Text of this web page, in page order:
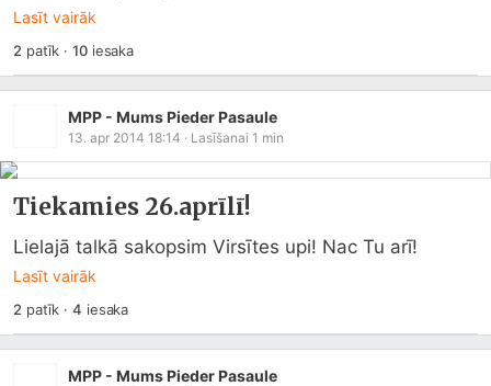
Lasīt vairāk
2 patīk ·10iesaka
MPP - Mums Pieder Pasaule
13. apr 2014 18:14 · Lasīšanai 1 min
Tiekamies 26.aprīlī!
Lielajā talkā sakopsim Virsītes upi! Nac Tu arī!
Lasīt vairāk
2 patīk ·4 iesaka
MPP - Mums Pieder Pasaule